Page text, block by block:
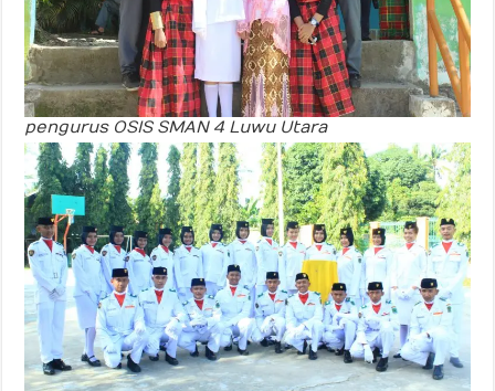
pengurus OSIS SMAN 4 Luwu Utara